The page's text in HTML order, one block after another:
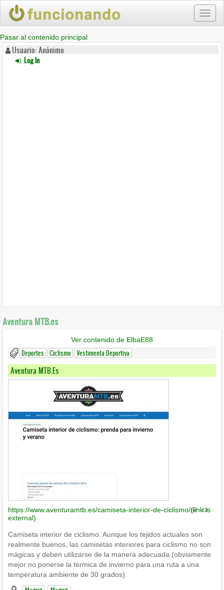
Pasar al contenido principal
Usuario: Anónimo
Log In
Aventura MTB.es
Ver contenido de ElbaE88
Deportes Ciclismo Vestimenta Deportiva
Aventura MTB.es
https://www.aventuramtb.es/camiseta-interior-de-ciclismo/(link is
external)
Camiseta interior de ciclismo. Aunque los tejidos actuales son
realmente buenos, las camisetas interiores para ciclismo no son
mágicas y deben utilizarse de la manera adecuada (obviamente
mejor no ponerse la térmica de invierno para una ruta a una
temperatura ambiente de 30 grados).